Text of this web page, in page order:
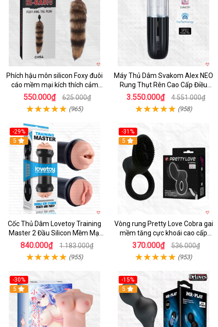
Phích hậu môn silicon Foxy đuôi
cáo mềm mại kích thích cảm
giác mới
550.000₫ 625.000₫
(965)
Máy Thủ Dâm Svakom Alex NEO
Rung Thụt Rên Cao Cấp Điều
Khiển App
3.550.000₫ 4.551.000₫
(958)
-29%
Hot
5
Cốc Thủ Dâm Lovetoy Training
Master 2 Đầu Silicon Mềm Mại
Tiện Lợi
840.000₫ 1.183.000₫
(955)
-31%
5
Vòng rung Pretty Love Cobra gai
mềm tăng cực khoái cao cấp
chính hãng
370.000₫ 536.000₫
(953)
-30%
Hot
5
-15%
Hot
5